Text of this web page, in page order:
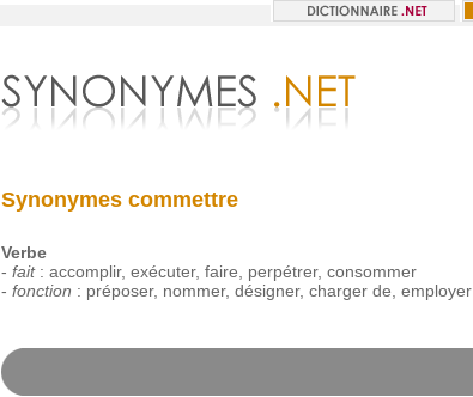
Synonymes commettre
Verbe
- fait: accomplir, exécuter, faire perpétrer, consommer
- fonction : préposer, nommer, désigner, charger de employer